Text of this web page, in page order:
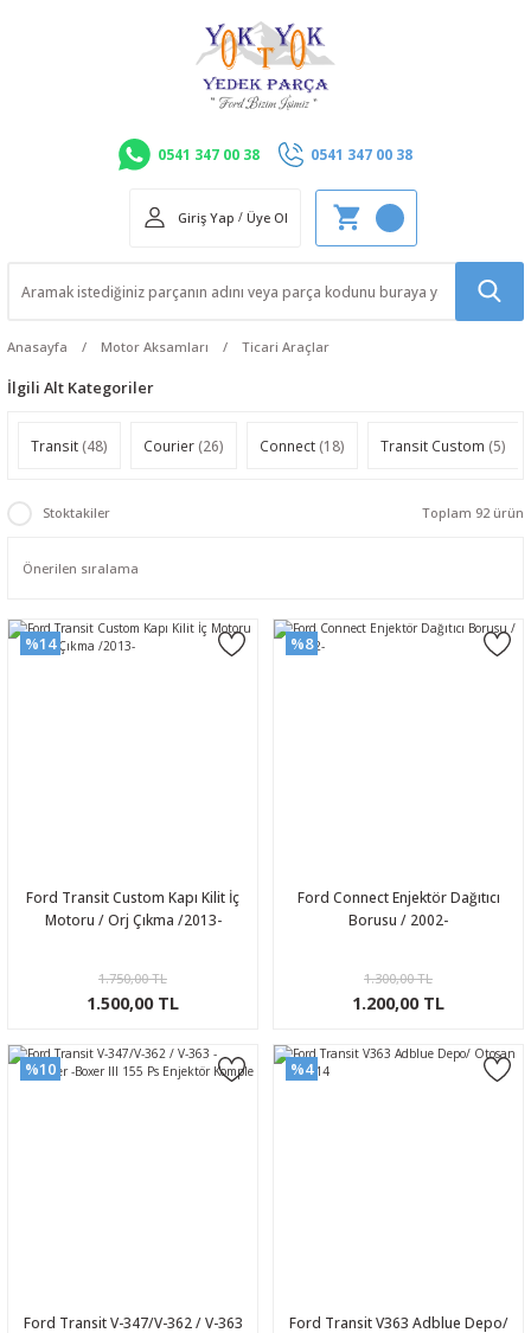
0541 347 00 38 0541 347 00 38
Giriş Yap / Üye Ol
Anasayfa Motor Aksamları Ticari Araçlar
İlgili Alt Kategoriler
Transit (48) Courier (26) Connect (18) Transit Custom (5)
Stoktakiler Toplam 92 ürün
%14
Ford Transit Custom Kapı Kilit İç
Motoru / Orj Çıkma /2013-
1.750,00 TL
1.500,00 TL
%8
Ford Connect Enjektör Dağıtıcı
Borusu / 2002-
1.300,00 TL
1.200,00 TL
%10
Ford Transit V-347/V-362 / V-363
%4
Ford Transit V363 Adblue Depo/